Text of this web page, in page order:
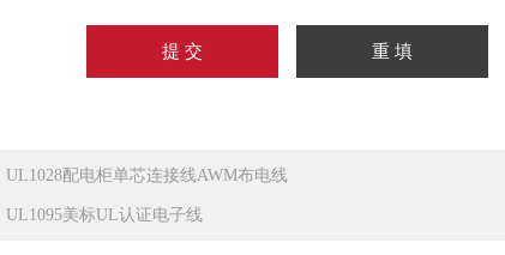
UL1028配电柜单芯连接线AWM布电线
UL1095美标UL认证电子线